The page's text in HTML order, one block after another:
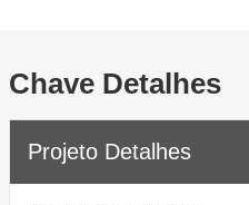
Chave Detalhes
Projeto Detalhes